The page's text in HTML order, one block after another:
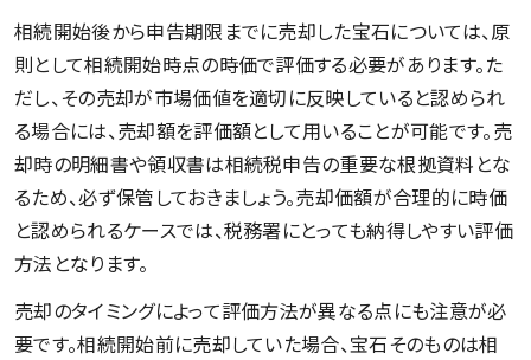
相続開始後から申告期限までに売却した宝石については、原
則として相続開始時点の時価で評価する必要があります。た
だし、その売却が市場価値を適切に反映していると認められ
る場合には、売却額を評価額として用いることが可能です。売
却時の明細書や領収書は相続税申告の重要な根拠資料とな
るため、必ず保管しておきましょう。売却価額が合理的に時価
と認められるケースでは、税務署にとっても納得しやすい評価
方法となります。
売却のタイミングによって評価方法が異なる点にも注意が必
要です。相続開始前に売却していた場合、宝石そのものは相